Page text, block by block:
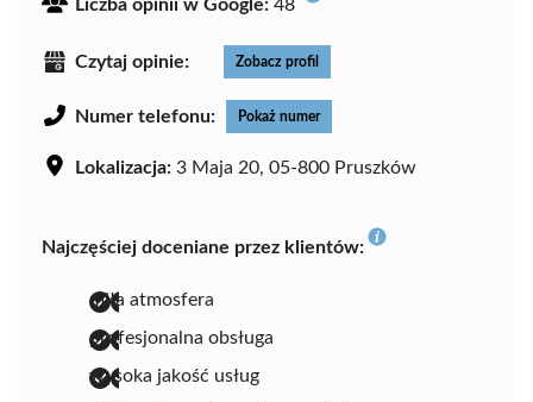
Liczba opinii w Google: 48
Czytaj opinie: Zobacz profil
Numer telefonu: Pokaż numer
Lokalizacja: 3 Maja 20, 05-800 Pruszków
Najczęściej doceniane przez klientów:
miła atmosfera
profesjonalna obsługa
wysoka jakość usług